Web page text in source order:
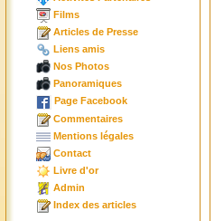
Films
Articles de Presse
Liens amis
Nos Photos
Panoramiques
Page Facebook
Commentaires
Mentions légales
Contact
Livre d'or
Admin
Index des articles